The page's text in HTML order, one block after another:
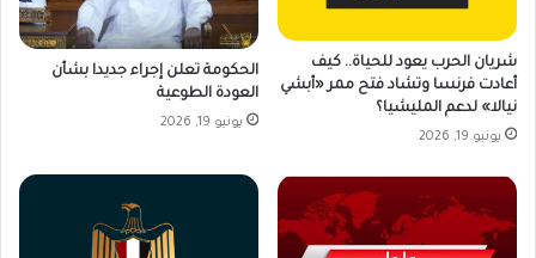
شريان الحرب يعود للحياة.. كيف
أعادت فرنسا وتشاد فتح ممر «أبشي
نيالا» لدعم المليشيا؟
يونيو 19, 2026
الحكومة تعلن إجراء جديدا بشأن
العودة الطوعية
يونيو 19, 2026